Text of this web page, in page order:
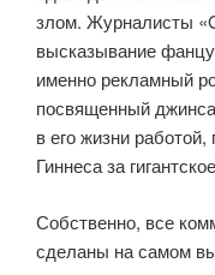
злом. Журналисты
высказывание
именно рекламный
посвященный
в его жизни
Гиннеса за
Собственно, все
сделаны на самом